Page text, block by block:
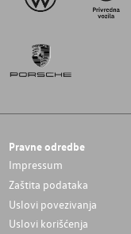
Pravne odredbe
Impressum
Zaštita podataka
Uslovi povezivanja
Uslovi korišćenja